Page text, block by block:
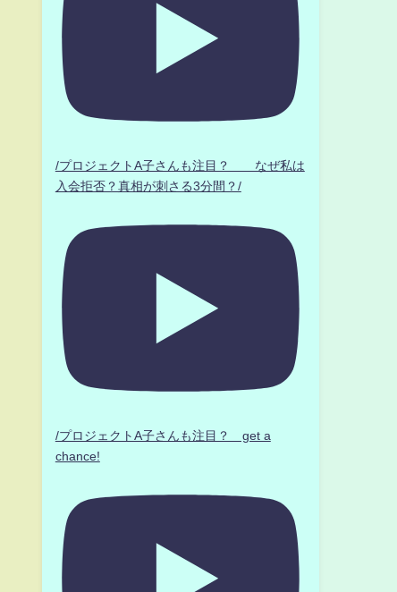
/プロジェクトA子さんも注目？ なぜ私は
入会拒否？真相が刺さる3分間？/
/プロジェクトA子さんも注目？ get a
chance!